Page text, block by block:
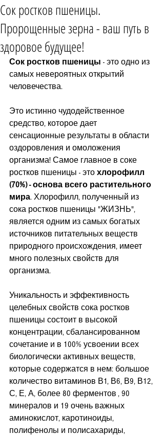
Сок ростков пшеницы.
Пророщенные зерна - ваш путь в
здоровое будущее!
Сок ростков пшеницы - это одно из
самых невероятных открытий
человечества.
Это истинно чудодейственное
средство, которое дает
сенсационные результаты в области
оздоровления и омоложения
организма! Самое главное в соке
ростков пшеницы - это хлорофилл
(70%) - основа всего растительного
мира. Хлорофилл, полученный из
сока ростков пшеницы "ЖИЗНЬ",
является одним из самых богатых
источников питательных веществ
природного происхождения, имеет
много полезных свойств для
организма.
Уникальность и эффективность
целебных свойств сока ростков
пшеницы состоит в высокой
концентрации, сбалансированном
сочетание и в 100% усвоении всех
биологически активных веществ,
которые содержатся в нем: большое
количество витаминов В1, В6, В9, В12,
С, Е, А, более 80 ферментов , 90
минералов и 19 очень важных
аминокислот, каротиноиды,
полифенолы и полисахариды,